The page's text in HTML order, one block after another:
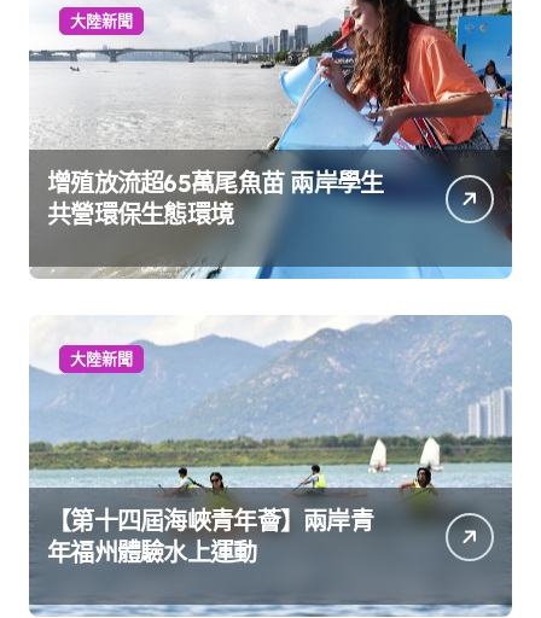
大陸新聞
增殖放流超65萬尾魚苗 兩岸學生
共營環保生態環境
大陸新聞
【第十四屆海峽青年薈】兩岸青
年福州體驗水上運動